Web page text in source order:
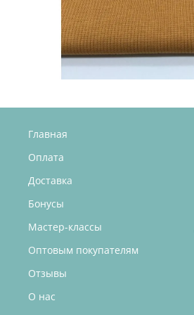
Главная
Оплата
Доставка
Бонусы
Мастер-классы
Оптовым покупателям
Отзывы
О нас